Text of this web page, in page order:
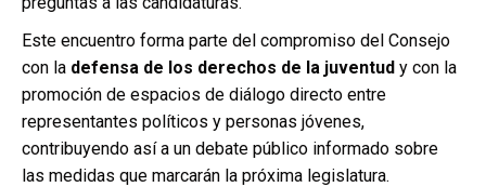
Este encuentro forma parte del compromiso del Consejo
con la defensa de los derechos de la juventud y con la
promoción de espacios de diálogo directo entre
representantes políticos y personas jóvenes,
contribuyendo así a un debate público informado sobre
las medidas que marcarán la próxima legislatura.